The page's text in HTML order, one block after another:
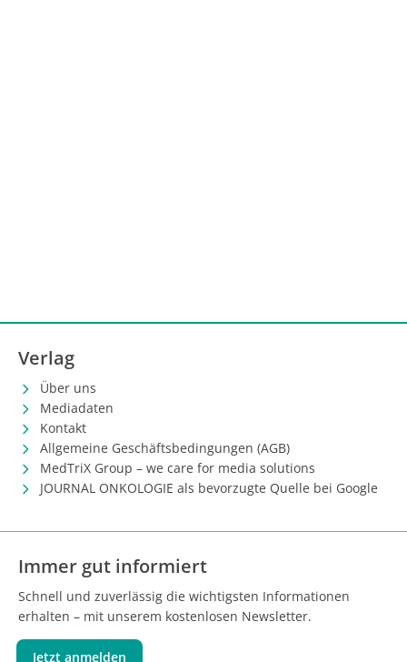
Verlag
Über uns
Mediadaten
Kontakt
Allgemeine Geschäftsbedingungen (AGB)
MedTriX Group – we care for media solutions
JOURNAL ONKOLOGIE als bevorzugte Quelle bei Google
Immer gut informiert
Schnell und zuverlässig die wichtigsten Informationen
erhalten – mit unserem kostenlosen Newsletter.
Jetzt anmelden